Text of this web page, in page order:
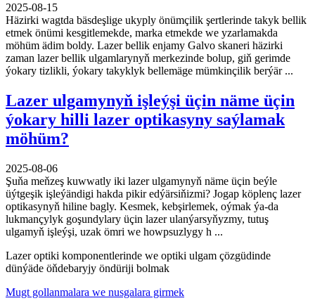
2025-08-15
Häzirki wagtda bäsdeşlige ukyply önümçilik şertlerinde takyk bellik
etmek önümi kesgitlemekde, marka etmekde we yzarlamakda
möhüm ädim boldy. Lazer bellik enjamy Galvo skaneri häzirki
zaman lazer bellik ulgamlarynyň merkezinde bolup, giň gerimde
ýokary tizlikli, ýokary takyklyk bellemäge mümkinçilik berýär ...
Lazer ulgamynyň işleýşi üçin näme üçin
ýokary hilli lazer optikasyny saýlamak
möhüm?
2025-08-06
Şuňa meňzeş kuwwatly iki lazer ulgamynyň näme üçin beýle
üýtgeşik işleýändigi hakda pikir edýärsiňizmi? Jogap köplenç lazer
optikasynyň hiline bagly. Kesmek, kebşirlemek, oýmak ýa-da
lukmançylyk goşundylary üçin lazer ulanýarsyňyzmy, tutuş
ulgamyň işleýşi, uzak ömri we howpsuzlygy h ...
Lazer optiki komponentlerinde we optiki ulgam çözgüdinde
dünýäde öňdebaryjy öndüriji bolmak
Mugt gollanmalara we nusgalara girmek